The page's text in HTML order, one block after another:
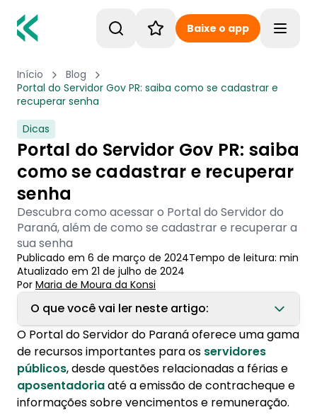
Baixe o app
Início
Blog
Portal do Servidor Gov PR: saiba como se cadastrar e
recuperar senha
Dicas
Portal do Servidor Gov PR: saiba
como se cadastrar e recuperar
senha
Descubra como acessar o Portal do Servidor do
Paraná, além de como se cadastrar e recuperar a
sua senha
Publicado em 6 de março de 2024Tempo de leitura: min
Atualizado em 21 de julho de 2024
Por Maria de Moura da Konsi
O que você vai ler neste artigo:
1. Como se cadastrar no Portal do Servidor
PR?
2. Como recuperar a senha do Portal do
Servidor PR?
O Portal do Servidor do Paraná oferece uma gama
de recursos importantes para os servidores
públicos, desde questões relacionadas a férias e
aposentadoriaaté a emissão de contracheque e
informações sobre vencimentos e remuneração.